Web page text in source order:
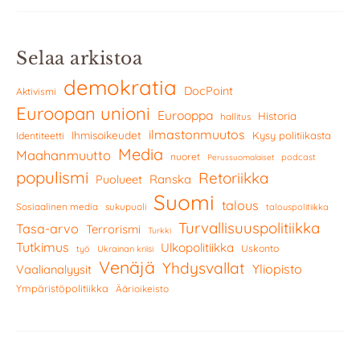
Selaa arkistoa
Aktivismi demokratia DocPoint
Euroopan unioni Eurooppa hallitus Historia
Identiteetti Ihmisoikeudet ilmastonmuutos Kysy politiikasta
Maahanmuutto Media nuoret Perussuomalaiset podcast
populismi Puolueet Ranska Retoriikka
Sosiaalinen media sukupuoli Suomi talous talouspolitiikka
Tasa-arvo Terrorismi Turkki Turvallisuuspolitiikka
Tutkimus työ Ukrainan kriisi Ulkopolitiikka Uskonto
Vaalianalyysit Venäjä Yhdysvallat Yliopisto
Ympäristöpolitiikka Äärioikeisto